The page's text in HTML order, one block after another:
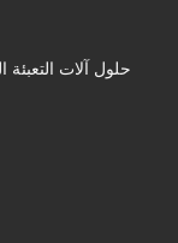
حلول آلات التعبئة